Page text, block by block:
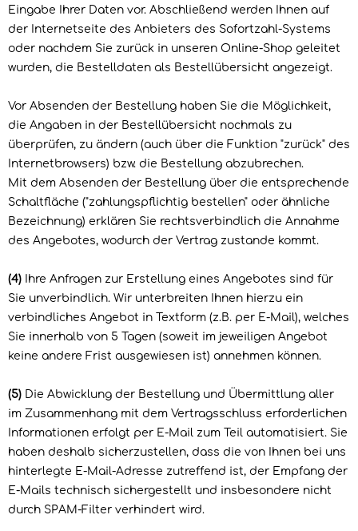
Eingabe Ihrer Daten vor. Abschließend werden Ihnen auf
der Internetseite des Anbieters des Sofortzahl-Systems
oder nachdem Sie zurück in unseren Online-Shop geleitet
wurden, die Bestelldaten als Bestellübersicht angezeigt.
Vor Absenden der Bestellung haben Sie die Möglichkeit,
die Angaben in der Bestellübersicht nochmals zu
überprüfen, zu ändern (auch über die Funktion "zurück" des
Internetbrowsers) bzw. die Bestellung abzubrechen.
Mit dem Absenden der Bestellung über die entsprechende
Schaltfläche ("zahlungspflichtig bestellen" oder ähnliche
Bezeichnung) erklären Sie rechtsverbindlich die Annahme
des Angebotes, wodurch der Vertrag zustande kommt.
(4) Ihre Anfragen zur Erstellung eines Angebotes sind für
Sie unverbindlich. Wir unterbreiten Ihnen hierzu ein
verbindliches Angebot in Textform (z.B. per E-Mail), welches
Sie innerhalb von 5 Tagen (soweit im jeweiligen Angebot
keine andere Frist ausgewiesen ist) annehmen können.
(5) Die Abwicklung der Bestellung und Übermittlung aller
im Zusammenhang mit dem Vertragsschluss erforderlichen
Informationen erfolgt per E-Mail zum Teil automatisiert. Sie
haben deshalb sicherzustellen, dass die von Ihnen bei uns
hinterlegte E-Mail-Adresse zutreffend ist, der Empfang der
E-Mails technisch sichergestellt und insbesondere nicht
durch SPAM-Filter verhindert wird.